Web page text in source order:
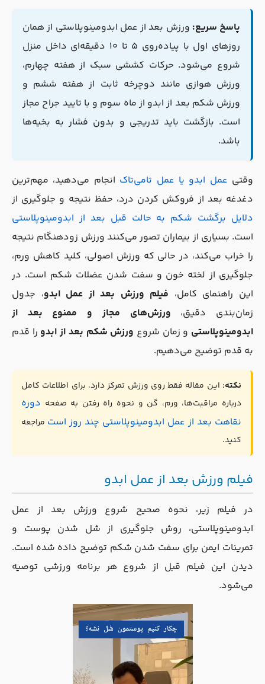
پاسخ سریع:ورزش بعد از عمل ابدومینوپلاستی از همان
روزهای اول با پیاده‌روی ۵ تا ۱۰ دقیقه‌ای داخل منزل
شروع می‌شود. حرکات کششی سبک از هفته چهارم،
ورزش هوازی مانند دوچرخه ثابت از هفته ششم و
ورزش شکم بعد از ابدو از ماه سوم و با تایید جراح مجاز
است. بازگشت باید تدریجی و بدون فشار به بخیه‌ها
باشد.
وقتیعمل ابدو یا عمل تامی‌تاکانجام می‌دهید، مهم‌ترین
دغدغه بعد از فروکش کردن درد، حفظ نتیجه و جلوگیری از
دلایل برگشت شکم به حالت قبل بعد از ابدومینوپلاستی
است. بسیاری از بیماران تصور می‌کنند ورزش زودهنگام نتیجه
را خراب می‌کند، در حالی که ورزش اصولی، کلید کاهش ورم،
جلوگیری از لخته خون و سفت شدن عضلات شکم است. در
این راهنمای کامل،فیلم ورزش بعد از عمل ابدو، جدول
زمان‌بندی دقیق،
ورزش‌های مجاز و ممنوع بعد از
ابدومینوپلاستیو زمان شروعورزش شکم بعد از ابدورا قدم
به قدم توضیح می‌دهیم.
نکته:این مقاله فقط روی ورزش تمرکز دارد. برای اطلاعات کامل
درباره مراقبت‌ها، ورم، گن و نحوه راه رفتن به صفحهدوره
نقاهت بعد از عمل ابدومینوپلاستی چند روز استمراجعه
کنید.
فیلم ورزش بعد از عمل ابدو
در فیلم زیر، نحوه صحیح شروع ورزش بعد از عمل
ابدومینوپلاستی، روش جلوگیری از شل شدن پوست و
تمرینات ایمن برای سفت شدن شکم توضیح داده شده است.
دیدن این فیلم قبل از شروع هر برنامه ورزشی توصیه
می‌شود.